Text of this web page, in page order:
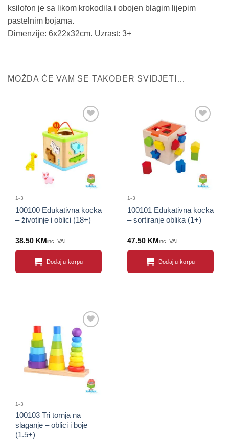
ksilofon je sa likom krokodila i obojen blagim lijepim
pastelnim bojama.
Dimenzije: 6x22x32cm. Uzrast: 3+
MOŽDA ĆE VAM SE TAKOĐER SVIDJETI…
Sačuvaj
proizvod
1-3
100100 Edukativna kocka
– životinje i oblici (18+)
38.50 KM inc. VAT
Dodaj u korpu
proizvod
1-3
100101 Edukativna kocka
– sortiranje oblika (1+)
47.50 KM inc. VAT
Dodaj u korpu
Sačuvaj
proizvod
1-3
100103 Tri tornja na
slaganje – oblici i boje
(1.5+)